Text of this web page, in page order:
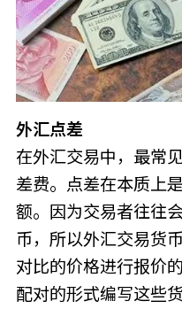
外汇点差
在外汇交易中，最常
差费。点差在本质上
额。因为交易者往往
币，所以外汇交易货
对比的价格进行报价
配对的形式编写这些货